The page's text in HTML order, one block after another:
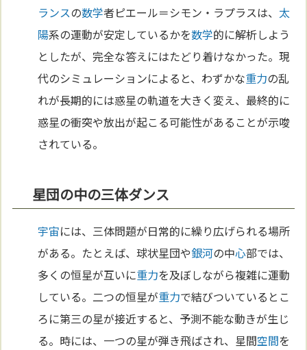
ランスの数学者ピエール＝シモン・ラプラスは、 太
陽系の運動が安定しているかを数学的に解析しよう
としたが、完全な答えにはたどり着けなかった。現
代のシミュレーションによると、わずかな重力の乱
れが長期的には惑星の軌道を大きく変え、最終的に
惑星の衝突や放出が起こる可能性があることが示唆
されている。
星団の中の三体ダンス
宇宙には、三体問題が日常的に繰り広げられる場所
がある。たとえば、球状星団や銀河の中心部では、
多くの恒星が互いに重力を及ぼしながら複雑に運動
している。二つの恒星が重力で結びついているとこ
ろに第三の星が接近すると、予測不能な動きが生じ
る。時には、一つの星が弾き飛ばされ、星間空間を